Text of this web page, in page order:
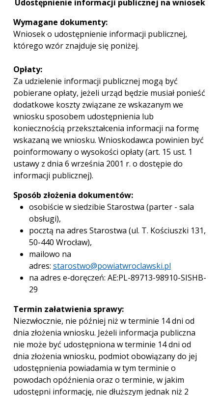
Udostępnienie informacji publicznej na wniosek
Wymagane dokumenty:
Wniosek o udostępnienie informacji publicznej,
którego wzór znajduje się poniżej.
Opłaty:
Za udzielenie informacji publicznej mogą być
pobierane opłaty, jeżeli urząd będzie musiał ponieść
dodatkowe koszty związane ze wskazanym we
wniosku sposobem udostępnienia lub
koniecznością przekształcenia informacji na formę
wskazaną we wniosku. Wnioskodawca powinien być
poinformowany o wysokości opłaty (art. 15 ust. 1
ustawy z dnia 6 września 2001 r. o dostępie do
informacji publicznej).
Sposób złożenia dokumentów:
osobiście w siedzibie Starostwa (parter - sala
obsługi),
pocztą na adres Starostwa (ul. T. Kościuszki 131,
50-440 Wrocław),
mailowo na
adres: starostwo@powiatwroclawski.pl
na adres e-doręczeń: AE:PL-89713-98910-SISHB-
29
Termin załatwienia sprawy:
Niezwłocznie, nie później niż w terminie 14 dni od
dnia złożenia wniosku. Jeżeli informacja publiczna
nie może być udostępniona w terminie 14 dni od
dnia złożenia wniosku, podmiot obowiązany do jej
udostępnienia powiadamia w tym terminie o
powodach opóźnienia oraz o terminie, w jakim
udostępni informację, nie dłuższym jednak niż 2